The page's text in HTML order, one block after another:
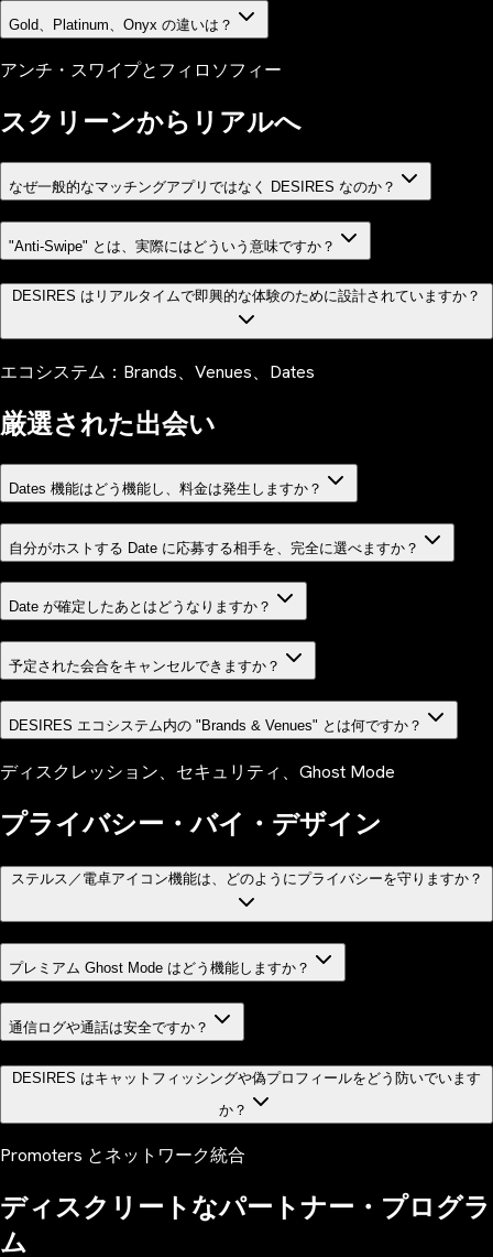
Gold、Platinum、Onyx の違いは？
アンチ・スワイプとフィロソフィー
スクリーンからリアルへ
なぜ一般的なマッチングアプリではなく DESIRES なのか？
"Anti-Swipe" とは、実際にはどういう意味ですか？
DESIRES はリアルタイムで即興的な体験のために設計されていますか？
エコシステム：Brands、Venues、Dates
厳選された出会い
Dates 機能はどう機能し、料金は発生しますか？
自分がホストする Date に応募する相手を、完全に選べますか？
Date が確定したあとはどうなりますか？
予定された会合をキャンセルできますか？
DESIRES エコシステム内の "Brands & Venues" とは何ですか？
ディスクレッション、セキュリティ、Ghost Mode
プライバシー・バイ・デザイン
ステルス／電卓アイコン機能は、どのようにプライバシーを守りますか？
プレミアム Ghost Mode はどう機能しますか？
通信ログや通話は安全ですか？
DESIRES はキャットフィッシングや偽プロフィールをどう防いでいます
か？
Promoters とネットワーク統合
ディスクリートなパートナー・プログラ
ム